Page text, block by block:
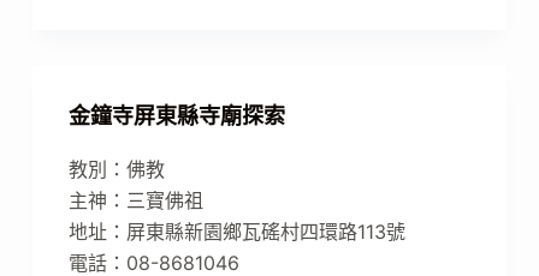
金鐘寺屏東縣寺廟探索
教別：佛教
主神：三寶佛祖
地址：屏東縣新園鄉瓦磘村四環路113號
電話：08-8681046